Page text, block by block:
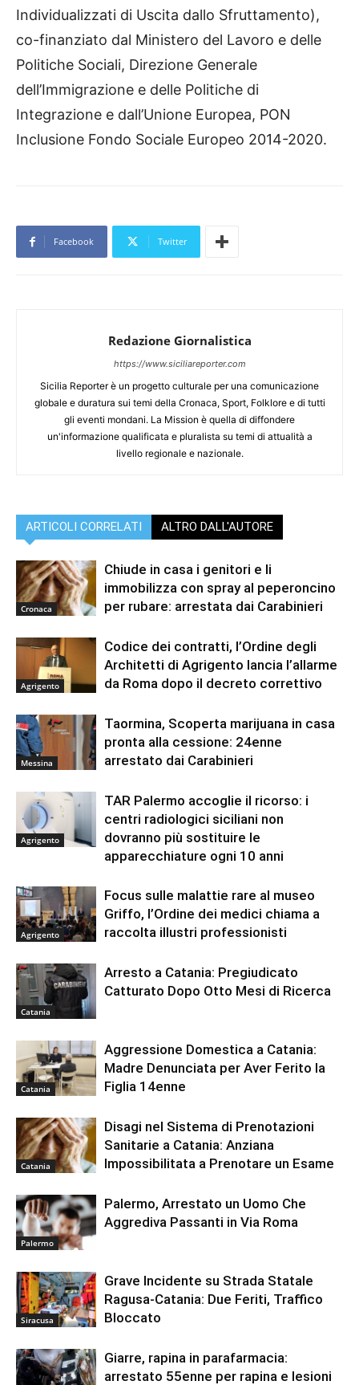
Individualizzati di Uscita dallo Sfruttamento),
co-finanziato dal Ministero del Lavoro e delle
Politiche Sociali, Direzione Generale
dell’Immigrazione e delle Politiche di
Integrazione e dall’Unione Europea, PON
Inclusione Fondo Sociale Europeo 2014-2020.
Facebook Twitter
Redazione Giornalistica
https://www.siciliareporter.com
Sicilia Reporter è un progetto culturale per una comunicazione
globale e duratura sui temi della Cronaca, Sport, Folklore e di tutti
gli eventi mondani. La Mission è quella di diffondere
un'informazione qualificata e pluralista su temi di attualità a
livello regionale e nazionale.
ARTICOLI CORRELATI ALTRO DALL'AUTORE
Cronaca
Chiude in casa i genitori e li
immobilizza con spray al peperoncino
per rubare: arrestata dai Carabinieri
Agrigento
Codice dei contratti, l’Ordine degli
Architetti di Agrigento lancia l’allarme
da Roma dopo il decreto correttivo
Messina
Taormina, Scoperta marijuana in casa
pronta alla cessione: 24enne
arrestato dai Carabinieri
Agrigento
TAR Palermo accoglie il ricorso: i
centri radiologici siciliani non
dovranno più sostituire le
apparecchiature ogni 10 anni
Agrigento
Focus sulle malattie rare al museo
Griffo, l’Ordine dei medici chiama a
raccolta illustri professionisti
Catania
Arresto a Catania: Pregiudicato
Catturato Dopo Otto Mesi di Ricerca
Catania
Aggressione Domestica a Catania:
Madre Denunciata per Aver Ferito la
Figlia 14enne
Catania
Disagi nel Sistema di Prenotazioni
Sanitarie a Catania: Anziana
Impossibilitata a Prenotare un Esame
Palermo
Palermo, Arrestato un Uomo Che
Aggrediva Passanti in Via Roma
Siracusa
Grave Incidente su Strada Statale
Ragusa-Catania: Due Feriti, Traffico
Bloccato
Giarre, rapina in parafarmacia:
arrestato 55enne per rapina e lesioni